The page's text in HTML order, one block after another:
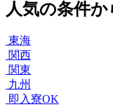
人気の条件
東海
関西
関東
九州
即入寮OK